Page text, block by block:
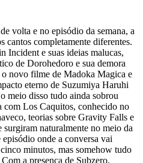
volta e no episódio da semana, a
cantos completamente diferentes.
Incident e suas ideias malucas,
de Dorohedoro e sua demora
novo filme de Madoka Magica e
eterno de Suzumiya Haruhi
meio disso tudo ainda sobrou
com Los Caquitos, conhecido no
teorias sobre Gravity Falls e
surgiram naturalmente no meio da
onde a conversa vai
minutos, mas somehow tudo
a presença de Subzero,